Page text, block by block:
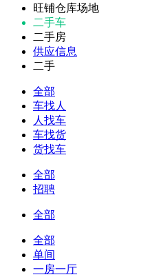
旺铺仓库场地
二手车
二手房
供应信息
二手
全部
车找人
人找车
车找货
货找车
全部
招聘
全部
全部
单间
一房一厅